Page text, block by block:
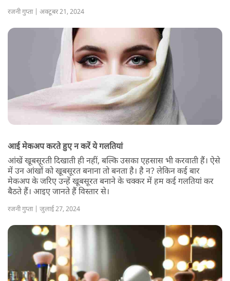
रजनी गुप्ता | अक्टूबर 21, 2024
आई मेकअप करते हुए न करें ये गलतियां
आंखें खूबसूरती दिखाती ही नहीं, बल्कि उसका एहसास भी करवाती हैं। ऐसे
में उन आंखों को खूबसूरत बनाना तो बनता है। है न? लेकिन कई बार
मेकअप के जरिए उन्हें खूबसूरत बनाने के चक्कर में हम कई गलतियां कर
बैठते हैं। आइए जानते हैं विस्तार से।
रजनी गुप्ता | जुलाई 27, 2024